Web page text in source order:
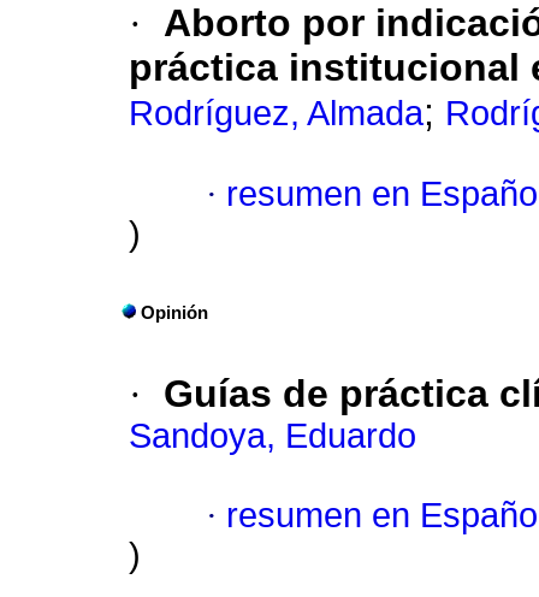
·
Aborto por
práctica institucional
Rodríguez, Almada;
· resumen en
)
Opinión
· Guías de práctica
Sandoya, Eduardo
· resumen en
)